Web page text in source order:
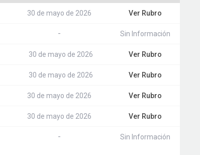
30 de mayo de 2026 Ver Rubro
- Sin Información
30 de mayo de 2026 Ver Rubro
30 de mayo de 2026 Ver Rubro
30 de mayo de 2026 Ver Rubro
30 de mayo de 2026 Ver Rubro
- Sin Información